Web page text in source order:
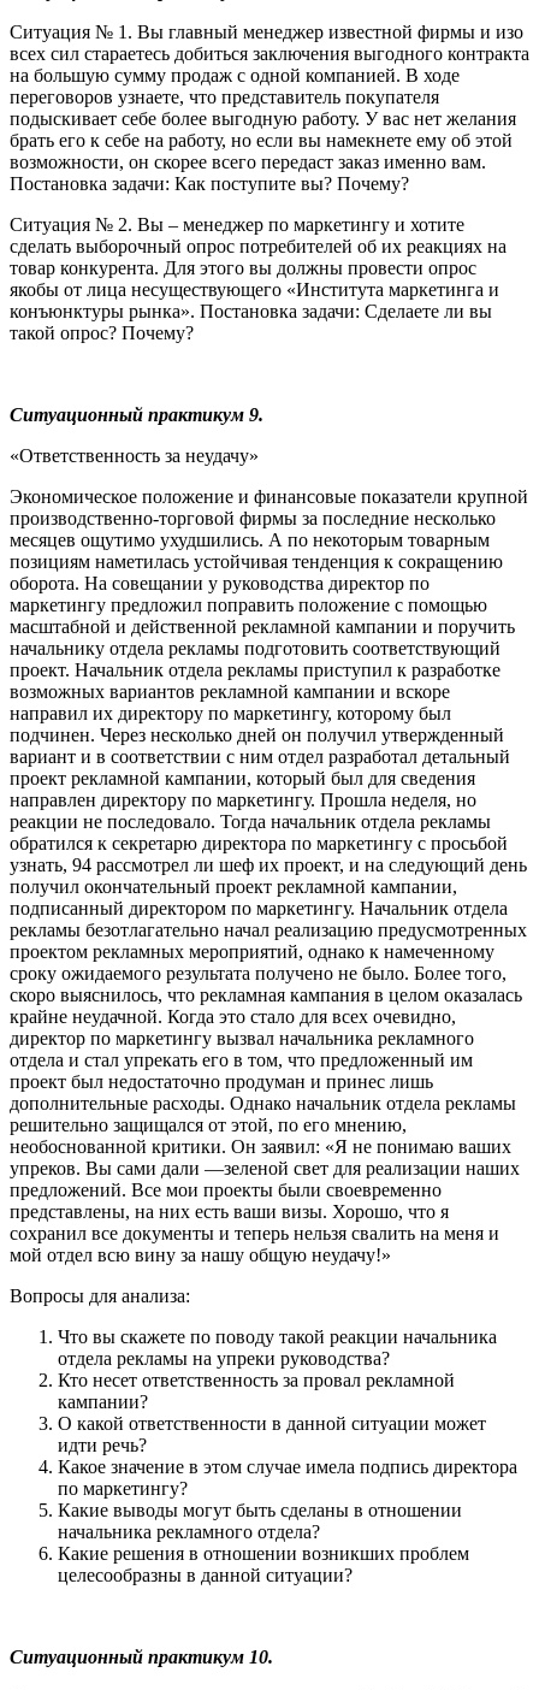
Ситуация № 1. Вы главный менеджер известной фирмы и изо
всех сил стараетесь добиться заключения выгодного контракта
на большую сумму продаж с одной компанией. В ходе
переговоров узнаете, что представитель покупателя
подыскивает себе более выгодную работу. У вас нет желания
брать его к себе на работу, но если вы намекнете ему об этой
возможности, он скорее всего передаст заказ именно вам.
Постановка задачи: Как поступите вы? Почему?
Ситуация № 2. Вы – менеджер по маркетингу и хотите
сделать выборочный опрос потребителей об их реакциях на
товар конкурента. Для этого вы должны провести опрос
якобы от лица несуществующего «Института маркетинга и
конъюнктуры рынка». Постановка задачи: Сделаете ли вы
такой опрос? Почему?
Ситуационный практикум 9.
«Ответственность за неудачу»
Экономическое положение и финансовые показатели крупной
производственно-торговой фирмы за последние несколько
месяцев ощутимо ухудшились. А по некоторым товарным
позициям наметилась устойчивая тенденция к сокращению
оборота. На совещании у руководства директор по
маркетингу предложил поправить положение с помощью
масштабной и действенной рекламной кампании и поручить
начальнику отдела рекламы подготовить соответствующий
проект. Начальник отдела рекламы приступил к разработке
возможных вариантов рекламной кампании и вскоре
направил их директору по маркетингу, которому был
подчинен. Через несколько дней он получил утвержденный
вариант и в соответствии с ним отдел разработал детальный
проект рекламной кампании, который был для сведения
направлен директору по маркетингу. Прошла неделя, но
реакции не последовало. Тогда начальник отдела рекламы
обратился к секретарю директора по маркетингу с просьбой
узнать, 94 рассмотрел ли шеф их проект, и на следующий день
получил окончательный проект рекламной кампании,
подписанный директором по маркетингу. Начальник отдела
рекламы безотлагательно начал реализацию предусмотренных
проектом рекламных мероприятий, однако к намеченному
сроку ожидаемого результата получено не было. Более того,
скоро выяснилось, что рекламная кампания в целом оказалась
крайне неудачной. Когда это стало для всех очевидно,
директор по маркетингу вызвал начальника рекламного
отдела и стал упрекать его в том, что предложенный им
проект был недостаточно продуман и принес лишь
дополнительные расходы. Однако начальник отдела рекламы
решительно защищался от этой, по его мнению,
необоснованной критики. Он заявил: «Я не понимаю ваших
упреков. Вы сами дали ―зеленой свет для реализации наших
предложений. Все мои проекты были своевременно
представлены, на них есть ваши визы. Хорошо, что я
сохранил все документы и теперь нельзя свалить на меня и
мой отдел всю вину за нашу общую неудачу!»
Вопросы для анализа:
Что вы скажете по поводу такой реакции начальника
отдела рекламы на упреки руководства?
Кто несет ответственность за провал рекламной
кампании?
О какой ответственности в данной ситуации может
идти речь?
Какое значение в этом случае имела подпись директора
по маркетингу?
Какие выводы могут быть сделаны в отношении
начальника рекламного отдела?
Какие решения в отношении возникших проблем
целесообразны в данной ситуации?
Ситуационный практикум 10.